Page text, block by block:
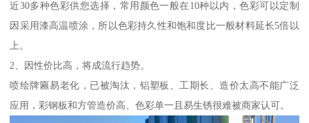
近30多种色彩供您选择，常用颜色一般在10种以内，色彩可以定制
因采用漆高温喷涂，所以色彩持久性和饱和度比一般材料延长5倍以
上。
2、因性价比高，将成流行趋势。
喷绘牌匾易老化，已被淘汰，铝塑板、工期长、造价太高不能广泛
应用，彩钢板和方管造价高、色彩单一且易生锈很难被商家认可。